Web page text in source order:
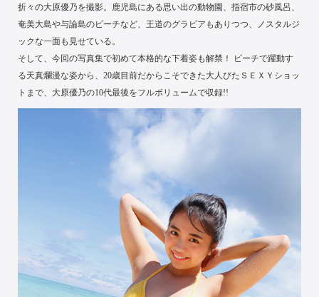
折々の大原優乃を撮影。鹿児島にある思い出の動物園、指宿市の砂風呂、
奄美大島や与論島のビーチなど、王道のグラビアもありつつ、ノスタルジ
ックな一面も見せている。
そして、今回の写真集で初めて本格的な下着姿も解禁！ ビーチで躍動す
る天真爛漫な姿から、20歳目前だからこそできた大人びたＳＥＸＹショッ
トまで、大原優乃の10代最後をフルボリュームで収録!!